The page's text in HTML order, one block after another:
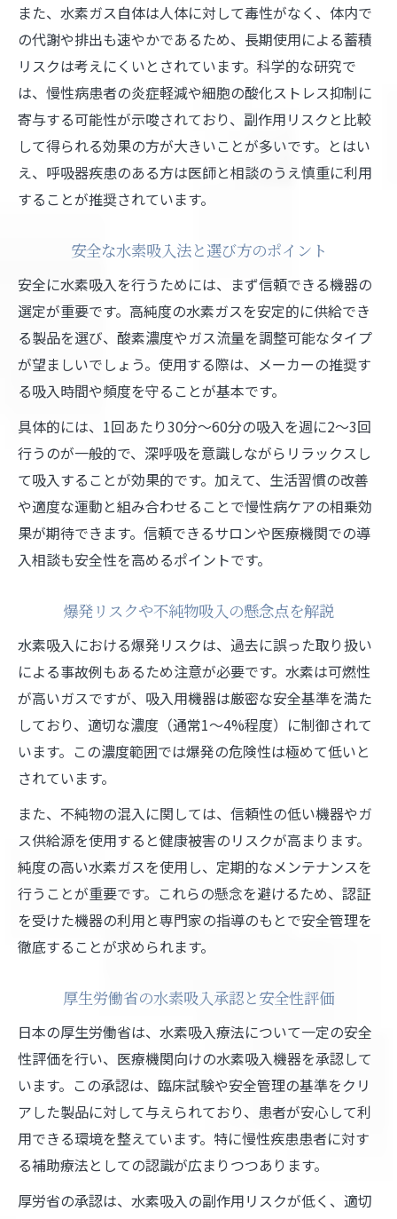
また、水素ガス自体は人体に対して毒性がなく、体内で
の代謝や排出も速やかであるため、長期使用による蓄積
リスクは考えにくいとされています。科学的な研究で
は、慢性病患者の炎症軽減や細胞の酸化ストレス抑制に
寄与する可能性が示唆されており、副作用リスクと比較
して得られる効果の方が大きいことが多いです。とはい
え、呼吸器疾患のある方は医師と相談のうえ慎重に利用
することが推奨されています。
安全な水素吸入法と選び方のポイント
安全に水素吸入を行うためには、まず信頼できる機器の
選定が重要です。高純度の水素ガスを安定的に供給でき
る製品を選び、酸素濃度やガス流量を調整可能なタイプ
が望ましいでしょう。使用する際は、メーカーの推奨す
る吸入時間や頻度を守ることが基本です。
具体的には、1回あたり30分～60分の吸入を週に2～3回
行うのが一般的で、深呼吸を意識しながらリラックスし
て吸入することが効果的です。加えて、生活習慣の改善
や適度な運動と組み合わせることで慢性病ケアの相乗効
果が期待できます。信頼できるサロンや医療機関での導
入相談も安全性を高めるポイントです。
爆発リスクや不純物吸入の懸念点を解説
水素吸入における爆発リスクは、過去に誤った取り扱い
による事故例もあるため注意が必要です。水素は可燃性
が高いガスですが、吸入用機器は厳密な安全基準を満た
しており、適切な濃度（通常1～4%程度）に制御されて
います。この濃度範囲では爆発の危険性は極めて低いと
されています。
また、不純物の混入に関しては、信頼性の低い機器やガ
ス供給源を使用すると健康被害のリスクが高まります。
純度の高い水素ガスを使用し、定期的なメンテナンスを
行うことが重要です。これらの懸念を避けるため、認証
を受けた機器の利用と専門家の指導のもとで安全管理を
徹底することが求められます。
厚生労働省の水素吸入承認と安全性評価
日本の厚生労働省は、水素吸入療法について一定の安全
性評価を行い、医療機関向けの水素吸入機器を承認して
います。この承認は、臨床試験や安全管理の基準をクリ
アした製品に対して与えられており、患者が安心して利
用できる環境を整えています。特に慢性疾患患者に対す
る補助療法としての認識が広まりつつあります。
厚労省の承認は、水素吸入の副作用リスクが低く、適切